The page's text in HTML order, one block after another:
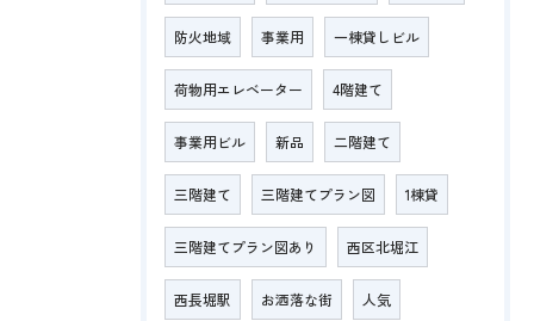
防火地域 事業用 一棟貸しビル
荷物用エレベーター 4階建て
事業用ビル 新品 二階建て
三階建て 三階建てプラン図 1棟貸
三階建てプラン図あり 西区北堀江
西長堀駅 お洒落な街 人気